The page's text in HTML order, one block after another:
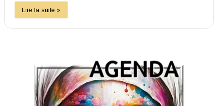
Lire la suite »